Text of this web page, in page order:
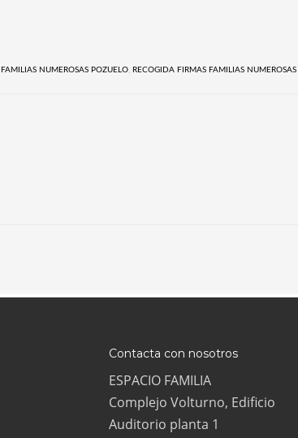
FAMILIAS NUMEROSAS POZUELO, RECOGIDA FIRMAS FAMILIAS NUMEROSAS
Contacta con nosotros
ESPACIO FAMILIA
Complejo Volturno, Edificio
Auditorio planta 1